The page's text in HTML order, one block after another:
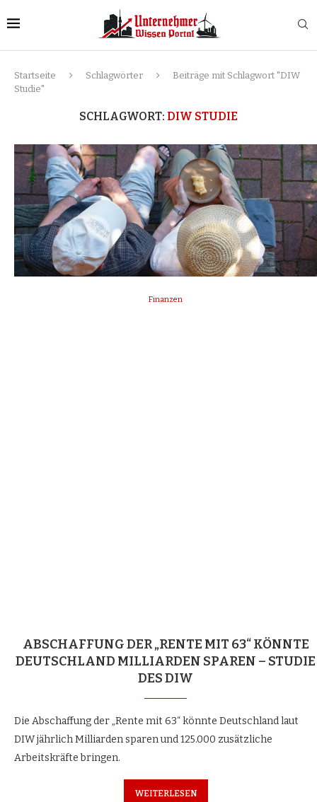
Startseite Schlagwörter
Beiträge mit Schlagwort "DIW
Studie"
SCHLAGWORT: DIW STUDIE
Finanzen
ABSCHAFFUNG DER „RENTE MIT 63“ KÖNNTE
DEUTSCHLAND MILLIARDEN SPAREN – STUDIE
DES DIW
Die Abschaffung der „Rente mit 63“ könnte Deutschland laut
DIW jährlich Milliarden sparen und 125.000 zusätzliche
Arbeitskräfte bringen.
WEITERLESEN